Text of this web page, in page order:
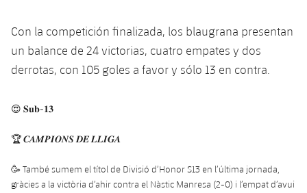
Clasificaciones
Plantilla
Agenda
Rugby
plusicon
más
Actualidad
Resultados
Voleibol
plusicon
más
Voleibol masculino
Voleibol femenino
Apúntate a las amateurs
plusicon
más
Apúntate a las amateurs
Carnet de las Secciones Amateurs
League of Legends
Con la competición finalizada, los blaugrana presentan
un balance de 24 victorias, cuatro empates y dos
derrotas, con 105 goles a favor y sólo 13 en contra.
😍 𝐒𝐮𝐛-𝟏𝟑
🏆 𝑪𝑨𝑴𝑷𝑰𝑶𝑵𝑺 𝑫𝑬 𝑳𝑳𝑰𝑮𝑨
🥳 També sumem el títol de Divisió d’Honor S13 en l’última jornada,
gràcies a la victòria d’ahir contra el Nàstic Manresa (2-0) i l’empat d’avui